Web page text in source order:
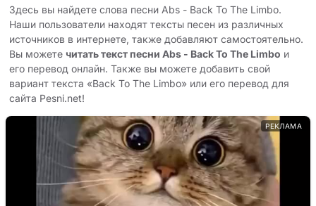
Здесь вы найдете слова песни Abs - Back To The Limbo.
Наши пользователи находят тексты песен из различных
источников в интернете, также добавляют самостоятельно.
Вы можете читать текст песни Abs - Back To The Limbo и
его перевод онлайн. Также вы можете добавить свой
вариант текста «Back To The Limbo» или его перевод для
сайта Pesni.net!
РЕКЛАМА